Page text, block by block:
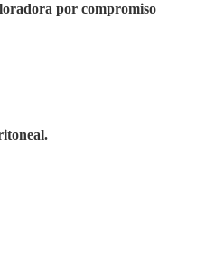
por compromiso